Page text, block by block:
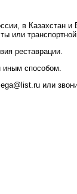
в Казахстан
или
реставрации.
иным способом.
или